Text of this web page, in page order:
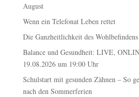
August
Wenn ein Telefonat Leben rettet
Die Ganzheitlichkeit des Wohlbefindens
Balance und Gesundheit: LIVE,
19.08.2026 um 19:00 Uhr
Schulstart mit gesunden Zähnen – So
nach den Sommerferien